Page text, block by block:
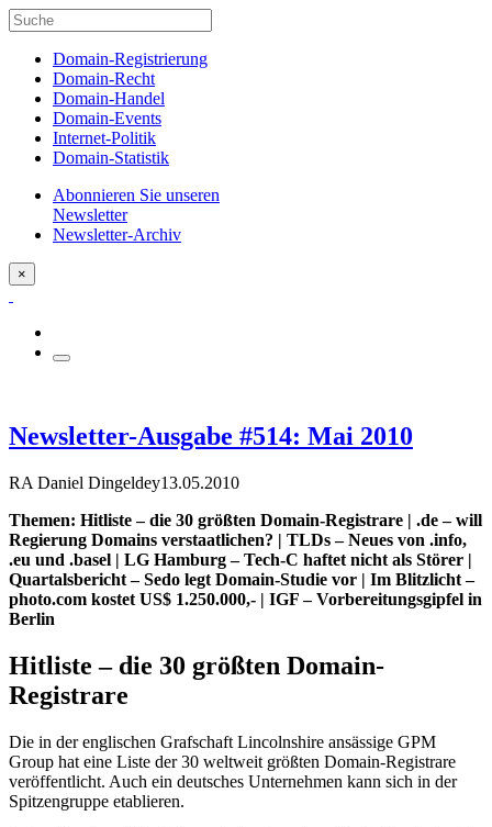
Domain-Registrierung
Domain-Recht
Domain-Handel
Domain-Events
Internet-Politik
Domain-Statistik
Abonnieren Sie unseren
Newsletter
Newsletter-Archiv
×
Newsletter-Ausgabe #514: Mai 2010
RA Daniel Dingeldey13.05.2010
Themen: Hitliste – die 30 größten Domain-Registrare | .de – will
Regierung Domains verstaatlichen? | TLDs – Neues von .info,
.eu und .basel | LG Hamburg – Tech-C haftet nicht als Störer |
Quartalsbericht – Sedo legt Domain-Studie vor | Im Blitzlicht –
photo.com kostet US$ 1.250.000,- | IGF – Vorbereitungsgipfel in
Berlin
Hitliste – die 30 größten Domain-
Registrare
Die in der englischen Grafschaft Lincolnshire ansässige GPM
Group hat eine Liste der 30 weltweit größten Domain-Registrare
veröffentlicht. Auch ein deutsches Unternehmen kann sich in der
Spitzengruppe etablieren.